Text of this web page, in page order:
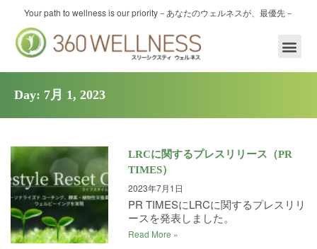
キ
Your path to wellness is our priority－あなたのウェルネスが、最優先－
Day: 7月 1, 2023
LRCに関するプレスリリース（PR
TIMES）
2023年7月1日
PR TIMESにLRCに関するプレスリリ
ースを発表しました。
Read More »